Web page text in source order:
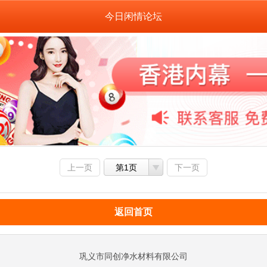
今日闲情论坛
上一页 第1页 下一页
返回首页
巩义市同创净水材料有限公司